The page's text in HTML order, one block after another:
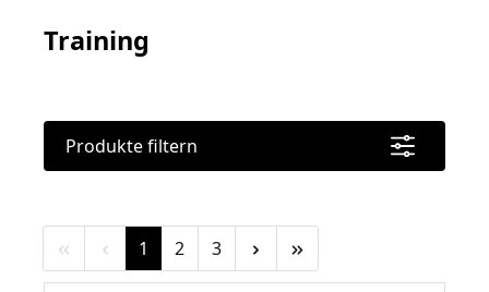
Training
Produkte filtern
Seite
1 Seite
2 Seite
3